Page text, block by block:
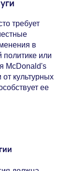
требует
в
политике или
McDonald's
культурных
ее